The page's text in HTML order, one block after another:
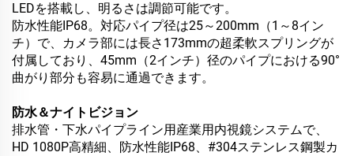
LEDを搭載し、明るさは調節可能です。
防水性能IP68。対応パイプ径は25～200mm（1～8イン
チ）で、カメラ部には長さ173mmの超柔軟スプリングが
付属しており、45mm（2インチ）径のパイプにおける90°
曲がり部分も容易に通過できます。
防水＆ナイトビジョン
排水管・下水パイプライン用産業用内視鏡システムで、
HD 1080P高精細、防水性能IP68、#304ステンレス鋼製カ